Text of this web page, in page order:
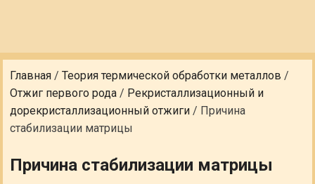
Главная /Теория термической обработки металлов /
Отжиг первого рода / Рекристаллизационный и
дорекристаллизационный отжиги / Причина
стабилизации матрицы
Причина стабилизации матрицы